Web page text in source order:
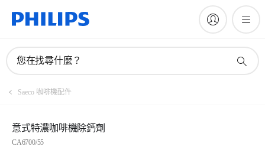
您在找尋什麼？
Saeco 咖啡機配件
意式特濃咖啡機除鈣劑
CA6700/55